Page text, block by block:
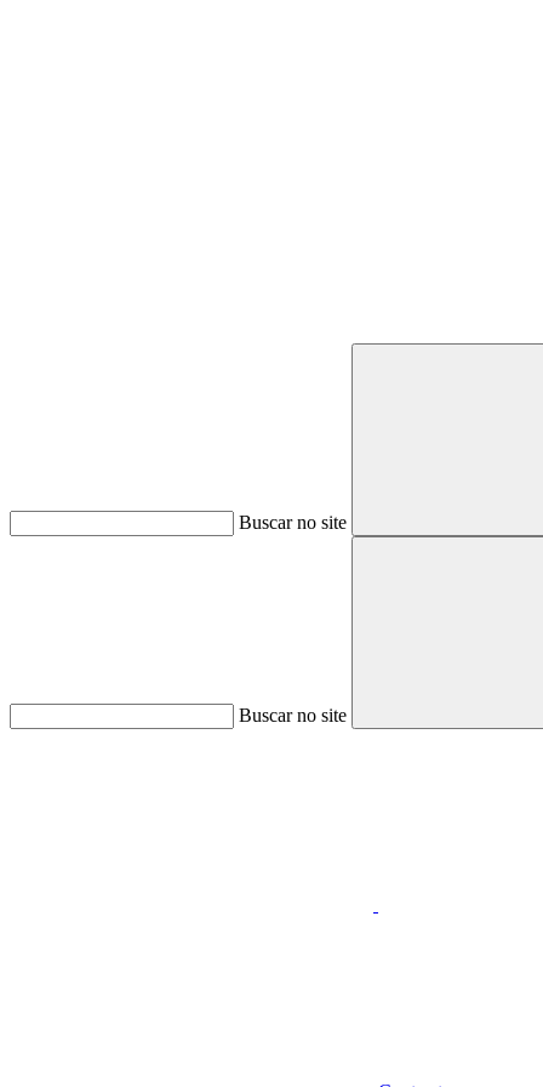
Buscar no site
Buscar no site